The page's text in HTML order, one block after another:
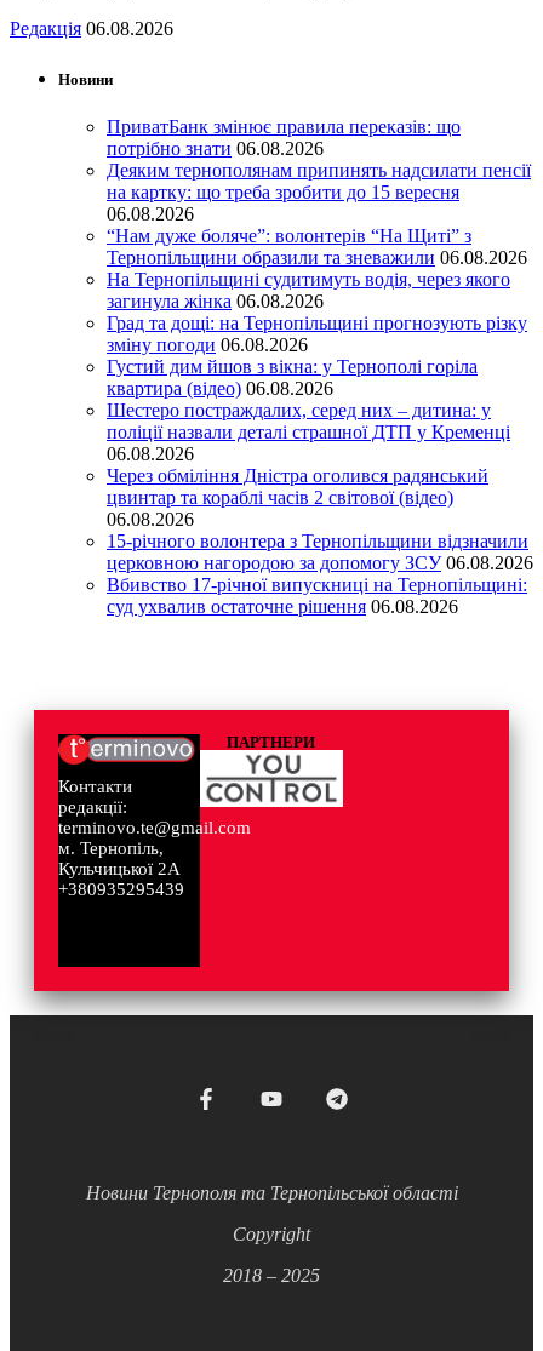
Редакція 06.08.2026
Новини
ПриватБанк змінює правила переказів: що
потрібно знати 06.08.2026
Деяким тернополянам припинять надсилати пенсії
на картку: що треба зробити до 15 вересня
06.08.2026
“Нам дуже боляче”: волонтерів “На Щиті” з
Тернопільщини образили та зневажили 06.08.2026
На Тернопільщині судитимуть водія, через якого
загинула жінка 06.08.2026
Град та дощі: на Тернопільщині прогнозують різку
зміну погоди 06.08.2026
Густий дим йшов з вікна: у Тернополі горіла
квартира (відео) 06.08.2026
Шестеро постраждалих, серед них – дитина: у
поліції назвали деталі страшної ДТП у Кременці
06.08.2026
Через обміління Дністра оголився радянський
цвинтар та кораблі часів 2 світової (відео)
06.08.2026
15-річного волонтера з Тернопільщини відзначили
церковною нагородою за допомогу ЗСУ 06.08.2026
Вбивство 17-річної випускниці на Тернопільщині:
суд ухвалив остаточне рішення 06.08.2026
Контакти
редакції:
terminovo.te@gmail.com
м. Тернопіль,
Кульчицької 2А
+380935295439
ПАРТНЕРИ
Новини Тернополя та Тернопільської області
Copyright
2018 – 2025